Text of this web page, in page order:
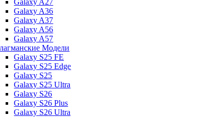
Galaxy A27
Galaxy A36
Galaxy A37
Galaxy A56
Galaxy A57
Модели
Galaxy S25 FE
Galaxy S25 Edge
Galaxy S25
Galaxy S25 Ultra
Galaxy S26
Galaxy S26 Plus
Galaxy S26 Ultra